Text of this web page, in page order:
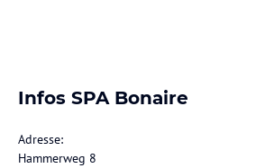
Infos SPA Bonaire
Adresse:
Hammerweg 8